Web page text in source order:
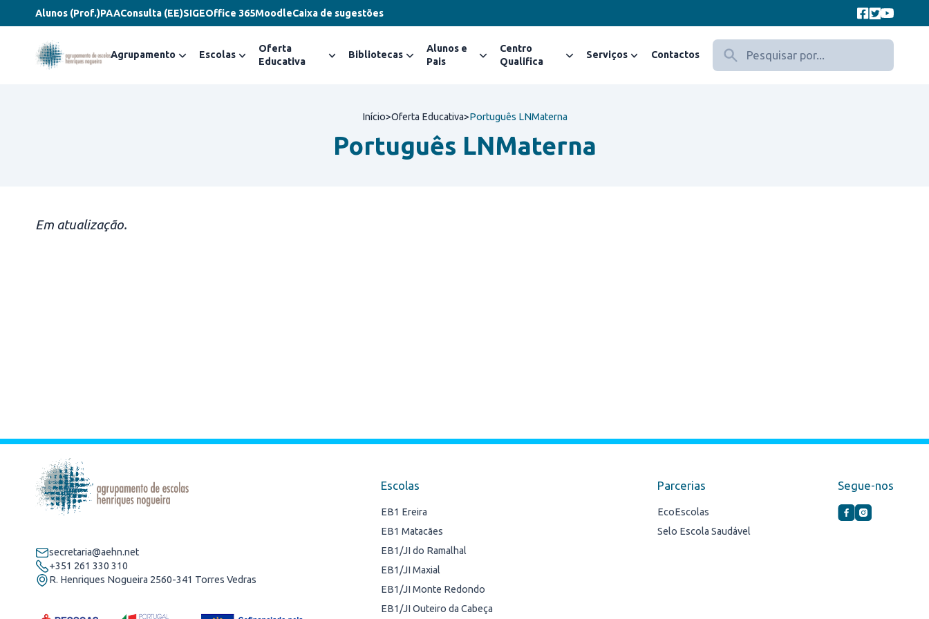
Alunos (Prof.)PAAConsulta (EE)SIGEOffice 365MoodleCaixa de sugestões
Agrupamento Escolas
Oferta
Educativa
Bibliotecas
Alunos e
Pais
Centro
Qualifica
Serviços Contactos
Início>Oferta Educativa>Português LNMaterna
Português LNMaterna
Em atualização.
secretaria@aehn.net
+351 261 330 310
R. Henriques Nogueira 2560-341 Torres Vedras
Escolas
EB1 Ereira
EB1 Matacães
EB1/JI do Ramalhal
EB1/JI Maxial
EB1/JI Monte Redondo
EB1/JI Outeiro da Cabeça
Parcerias
EcoEscolas
Selo Escola Saudável
Segue-nos